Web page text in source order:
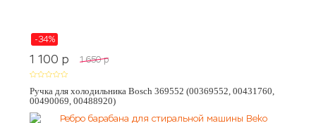
-34%
1 100 p 1 650 p
Ручка для холодильника Bosch 369552 (00369552, 00431760,
00490069, 00488920)